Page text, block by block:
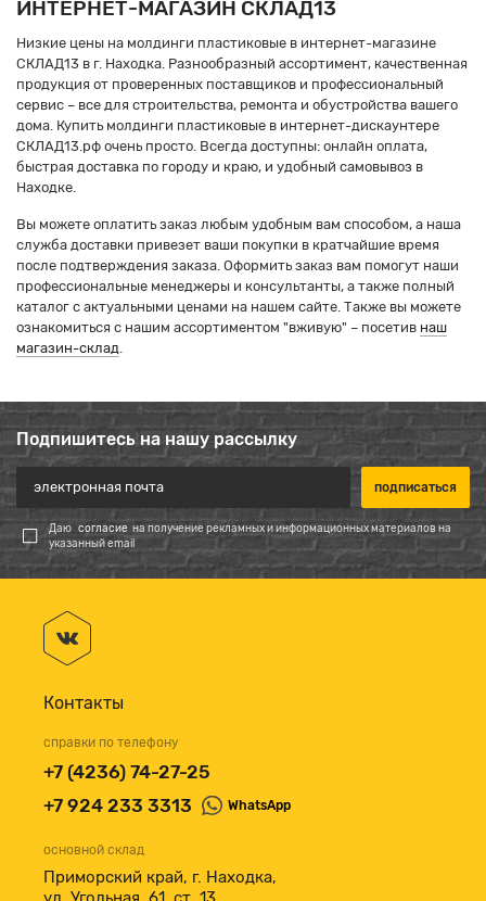
ИНТЕРНЕТ-МАГАЗИН СКЛАД13
Низкие цены на молдинги пластиковые в интернет-магазине
СКЛАД13 в г. Находка. Разнообразный ассортимент, качественная
продукция от проверенных поставщиков и профессиональный
сервис – все для строительства, ремонта и обустройства вашего
дома. Купить молдинги пластиковые в интернет-дискаунтере
СКЛАД13.рф очень просто. Всегда доступны: онлайн оплата,
быстрая доставка по городу и краю, и удобный самовывоз в
Находке.
Вы можете оплатить заказ любым удобным вам способом, а наша
служба доставки привезет ваши покупки в кратчайшие время
после подтверждения заказа. Оформить заказ вам помогут наши
профессиональные менеджеры и консультанты, а также полный
каталог с актуальными ценами на нашем сайте. Также вы можете
ознакомиться с нашим ассортиментом "вживую" – посетив наш
магазин-склад
Подпишитесь на нашу рассылку
Даю согласие на получение рекламных и информационных материалов на
указанный email
Контакты
справки по телефону
+7 (4236) 74-27-25
+7 924 233 3313
WhatsApp
основной склад
Приморский край, г. Находка,